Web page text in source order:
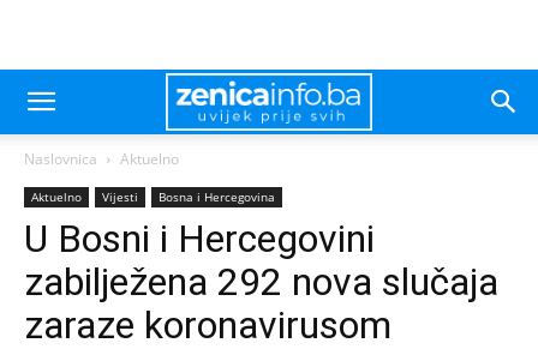
Naslovnica Aktuelno
Aktuelno Vijesti Bosna i Hercegovina
U Bosni i Hercegovini
zabilježena 292 nova slučaja
zaraze koronavirusom